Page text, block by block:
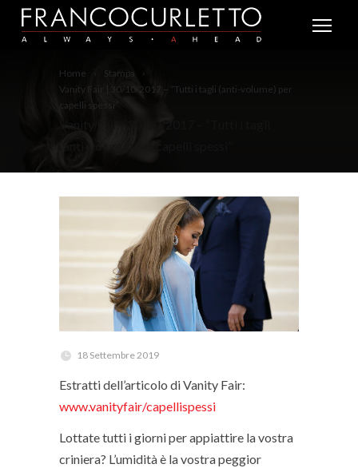
Home
Stampa
Vanity Fair | 30/10/2017 – “Tutti i tagli (anti-volume) per
capelli spessi”
Vanity Fair | 30/10/2017 – “Tutti i tagli
18 Settembre 2019
Estratti dell’articolo di Vanity Fair:
www.vanityfair/capellispessi
Lottate tutti i giorni per appiattire la vostra
criniera? L’umidità è la vostra peggior